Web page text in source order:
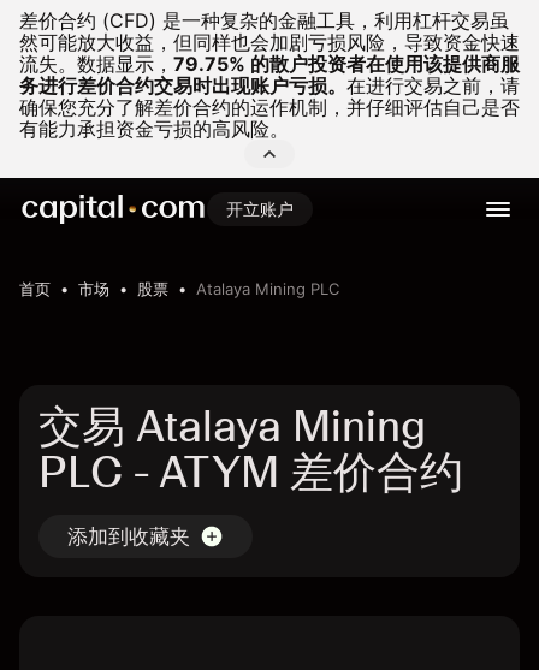
差价合约 (CFD) 是一种复杂的金融工具，利用杠杆交易虽
然可能放大收益，但同样也会加剧亏损风险，导致资金快速
流失。 数据显示， 79.75% 的散户投资者在使用该提供商服
务进行差价合约交易时出现账户亏损。 在进行交易之前，请
确保您充分了解差价合约的运作机制，并仔细评估自己是否
有能力承担资金亏损的高风险。
开立账户
首页 市场 股票 Atalaya Mining PLC
交易 Atalaya Mining
PLC - ATYM 差价合约
添加到收藏夹